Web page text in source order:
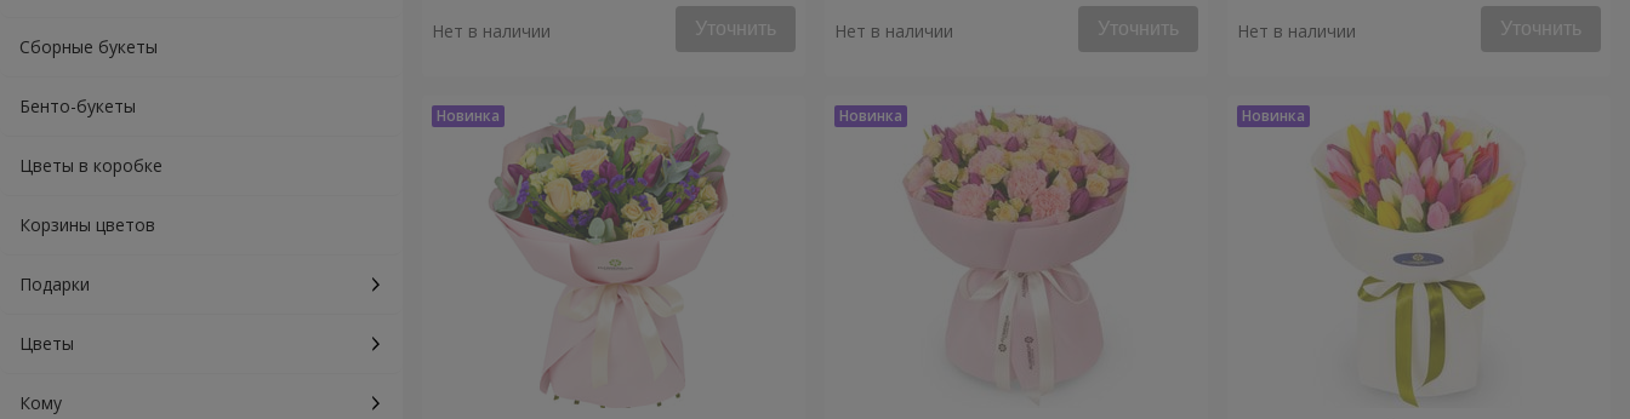
Сборные букеты
Бенто-букеты
Цветы в коробке
Корзины цветов
Подарки
Цветы
Кому
Нет в наличии Уточнить Нет в наличии Уточнить Нет в наличии Уточнить